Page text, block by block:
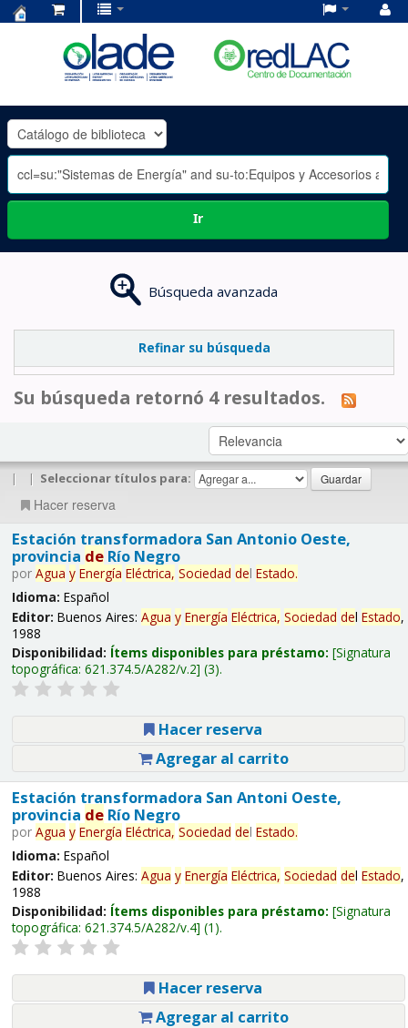
OLADE
-
Ir
Búsqueda avanzada
Refinar su búsqueda
Su búsqueda retornó 4 resultados.
| | Seleccionar títulos para:
Hacer reserva
Estación transformadora San Antonio Oeste,
provincia deRío Negro
por Agua y Energía Eléctrica, Sociedad del Estado.
Idioma: Español
Editor: Buenos Aires: Agua y Energía Eléctrica, Sociedad del Estado,
1988
Disponibilidad: Ítems disponibles para préstamo: Signatura
topográfica: 621.374.5/A282/v.2 (3).
Hacer reserva
Agregar al carrito
Estación transformadora San Antoni Oeste,
provincia deRío Negro
por Agua y Energía Eléctrica, Sociedad del Estado.
Idioma: Español
Editor: Buenos Aires: Agua y Energía Eléctrica, Sociedad del Estado,
1988
Disponibilidad: Ítems disponibles para préstamo: Signatura
topográfica: 621.374.5/A282/v.4 (1).
Hacer reserva
Agregar al carrito